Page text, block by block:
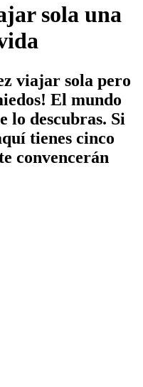
sola una
viajar sola pero
El mundo
lo descubras. Si
tienes cinco
convencerán